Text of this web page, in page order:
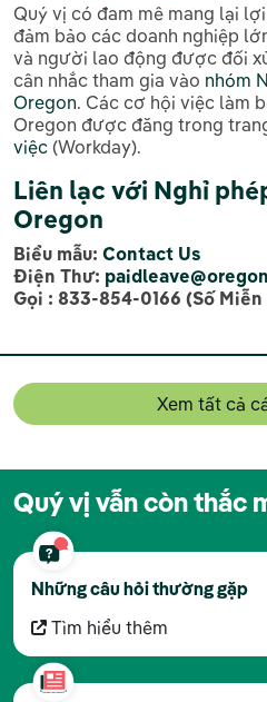
Quý vị có đam mê mang lại
đảm bảo các doanh nghiệp
và người lao động được đối
cân nhắc tham gia vào nhóm
Oregon. Các cơ hội việc làm
Oregon được đăng trong
việc (Workday).
Liên lạc với Nghỉ
Oregon
Biểu mẫu: Contact Us
Điện Thư:
Gọi : 833-854-0166 (Số
Xem tất cả
Quý vị vẫn còn thắc
Những câu hỏi thường gặp
Tìm hiểu thêm